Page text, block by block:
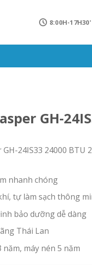
8:00H-17H30'
GH-
24IS33 24000 BTU
nhanh chóng
tự làm sạch thông
bảo dưỡng dễ dàng
Thái Lan
năm, máy nén 5 năm